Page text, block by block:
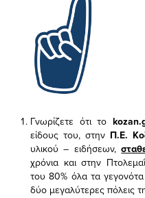
Γνωρίζετε ότι το
είδους του, στην Π.Ε.
υλικού – ειδήσεων,
χρόνια και στην
του 80% όλα τα
δύο μεγαλύτερες πόλεις